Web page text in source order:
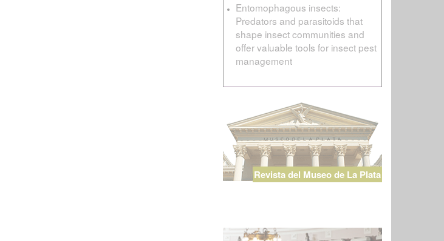
Entomophagous insects:
Predators and parasitoids that
shape insect communities and
offer valuable tools for insect pest
management
Revista del Museo de La Plata